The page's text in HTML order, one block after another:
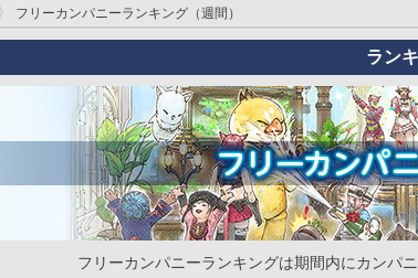
フリーカンパニーランキング（週間）
ラン
フリーカンパニーランキングは期間内にカンパ